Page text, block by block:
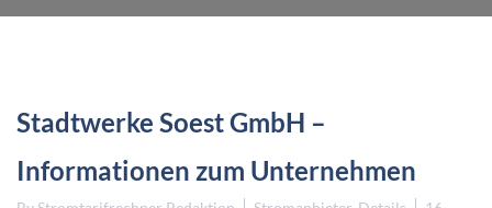
Stadtwerke Soest GmbH –
Informationen zum Unternehmen